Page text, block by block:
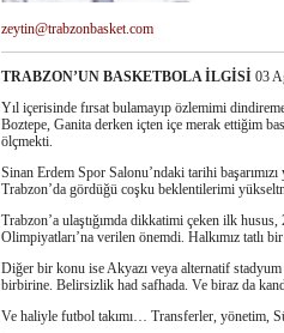
zeytin@trabzonbasket.com
TRABZON’UN BASKETBOLA İLGİSİ 03
Yıl içerisinde fırsat bulamayıp özlemimi
Boztepe, Ganita derken içten içe merak ettiğim
ölçmekti.
Sinan Erdem Spor Salonu’ndaki tarihi başarımızı
Trabzon’da gördüğü coşku beklentilerimi
Trabzon’a ulaştığımda dikkatimi çeken ilk
Olimpiyatları’na verilen önemdi. Halkımız tatlı
Diğer bir konu ise Akyazı veya alternatif
birbirine. Belirsizlik had safhada. Ve biraz da
Ve haliyle futbol takımı… Transferler, yönetim,